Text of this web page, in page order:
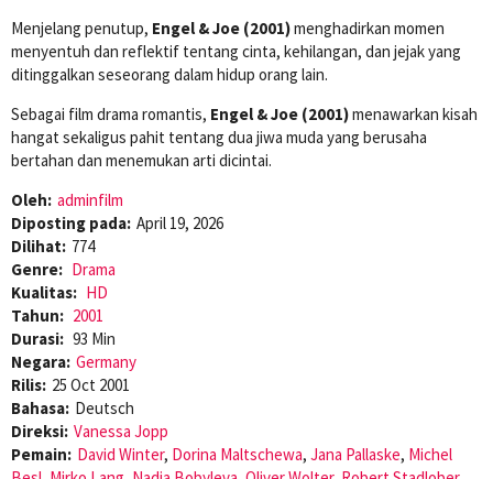
Menjelang penutup, Engel & Joe (2001)menghadirkan momen
menyentuh dan reflektif tentang cinta, kehilangan, dan jejak yang
ditinggalkan seseorang dalam hidup orang lain.
Sebagai film drama romantis, Engel & Joe (2001)menawarkan kisah
hangat sekaligus pahit tentang dua jiwa muda yang berusaha
bertahan dan menemukan arti dicintai.
Oleh: adminfilm
Diposting pada: April 19, 2026
Dilihat: 774
Genre: Drama
Kualitas: HD
Tahun: 2001
Durasi: 93 Min
Negara: Germany
Rilis: 25 Oct 2001
Bahasa: Deutsch
Direksi: Vanessa Jopp
Pemain: David Winter, Dorina Maltschewa, Jana Pallaske, Michel